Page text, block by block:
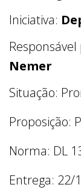
Iniciativa:
Nemer
Situação:
Proposição:
Norma: DL
Entrega: 22/